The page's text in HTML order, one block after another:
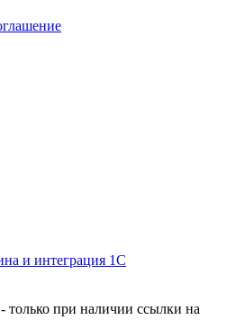
и интеграция 1С
только при наличии ссылки на